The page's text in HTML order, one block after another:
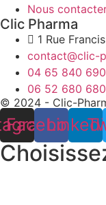
Nous
Clic Pharma
1 Rue
contact@clic-
04 65 840
06 52 680
© 2024 - Clic-
Facebook